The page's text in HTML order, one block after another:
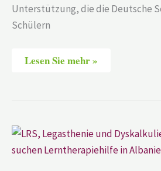
Unterstützung, die die Deutsche
Schülern
Lesen Sie mehr »
LRS,
Legasthenie
und